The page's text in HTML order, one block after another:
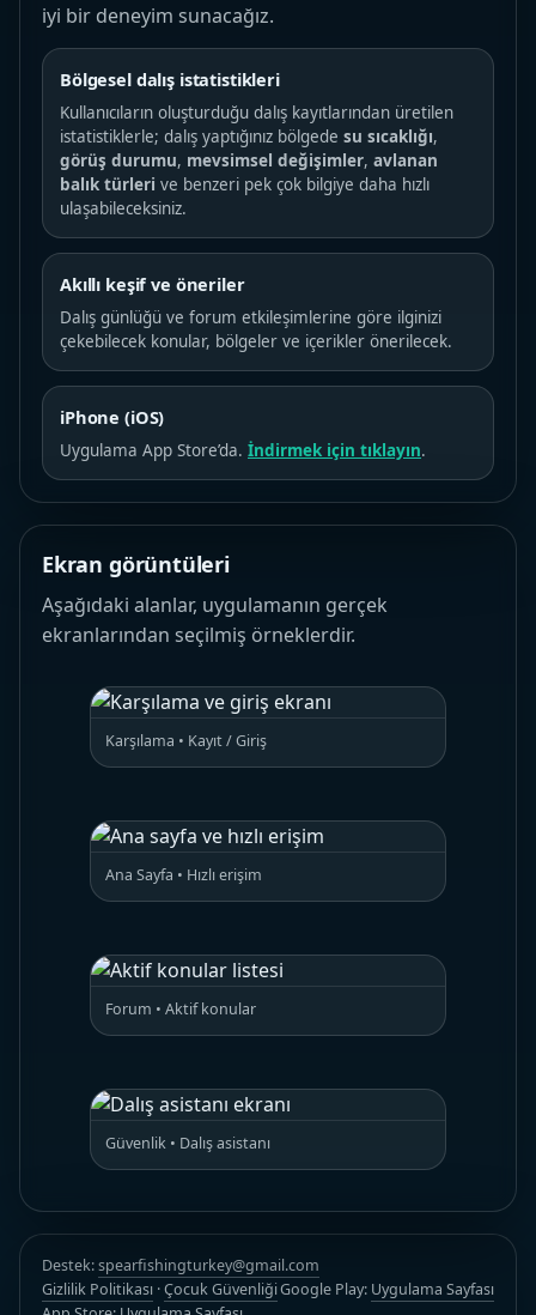
iyi bir deneyim sunacağız.
Bölgesel dalış istatistikleri
Kullanıcıların oluşturduğu dalış kayıtlarından üretilen
istatistiklerle; dalış yaptığınız bölgede su sıcaklığı,
görüş durumu, mevsimsel değişimler, avlanan
balık türleri ve benzeri pek çok bilgiye daha hızlı
ulaşabileceksiniz.
Akıllı keşif ve öneriler
Dalış günlüğü ve forum etkileşimlerine göre ilginizi
çekebilecek konular, bölgeler ve içerikler önerilecek.
iPhone (iOS)
Uygulama App Store’da. İndirmek için tıklayın.
Ekran görüntüleri
Aşağıdaki alanlar, uygulamanın gerçek
ekranlarından seçilmiş örneklerdir.
Karşılama • Kayıt / Giriş
Ana Sayfa • Hızlı erişim
Forum • Aktif konular
Güvenlik • Dalış asistanı
Destek:spearfishingturkey@gmail.com
Gizlilik Politikası ·Çocuk GüvenliğiGoogle Play: Uygulama Sayfası